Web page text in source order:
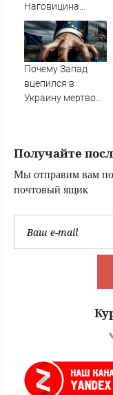
Наговицина
застряла на Пике
Победы в
Киргизии: что
известно о
спасение, может
Почему Запад
вцепился в
Украину мертвой
политолога. Его
Получайте
Мы отправим вам
почтовый ящик